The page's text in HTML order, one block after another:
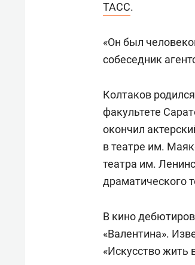
ТАСС.
«Он был
собеседник
Колтаков
факультете
окончил
в театре им.
театра им.
драматического
В кино
«Валентина».
«Искусство жить